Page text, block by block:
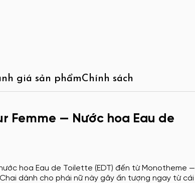
giá sản phẩmChính sách
Femme — Nước hoa Eau de
hoa Eau de Toilette (EDT) đến từ Monotheme —
dành cho phái nữ này gây ấn tượng ngay từ cái